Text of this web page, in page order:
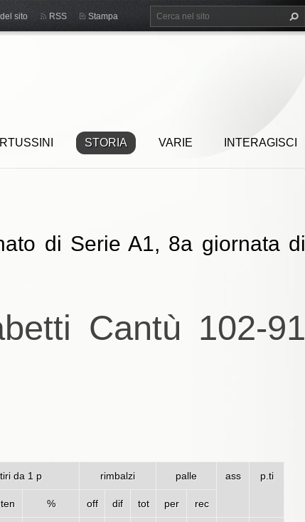
STORIA VARIE INTERAGISCI
sito RSS Stampa
di Serie A1, 8a giornata di
Cantù 102-91
tiri da 1 p rimbalzi palle ass p.ti
ten % off dif tot per rec